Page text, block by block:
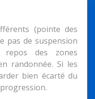
(pointe des
pas de suspension
des zones
randonnée. Si les
bien écarté du